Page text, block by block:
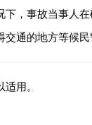
下，事故当事人
通的地方等候民
用。